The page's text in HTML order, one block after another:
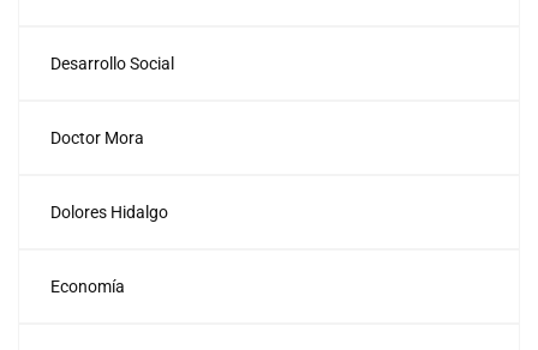
Desarrollo Social
Doctor Mora
Dolores Hidalgo
Economía